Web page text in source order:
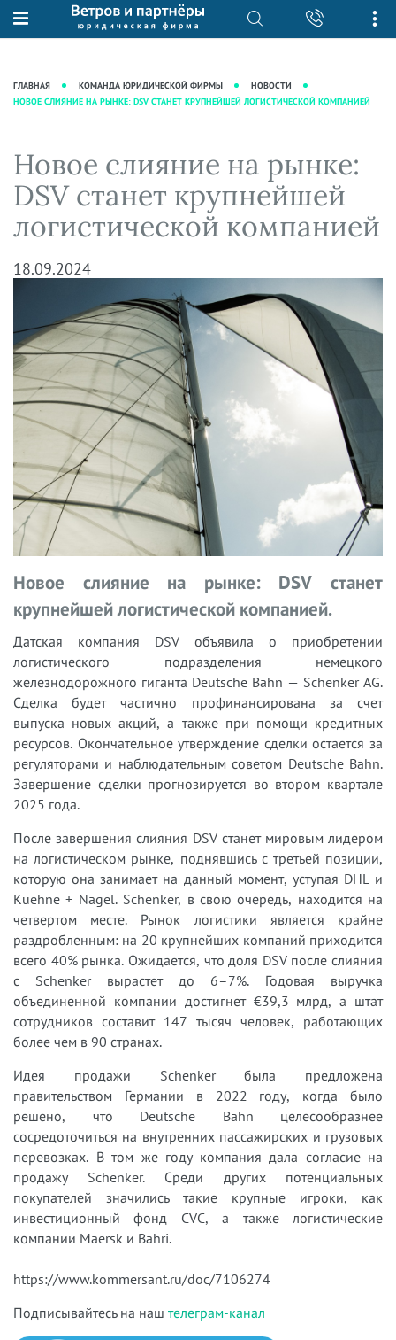
О нас
Рекомендации
Преимущества юридической
фирмы
Кейсы
Вакансии
Юридические услуги
Интеллектуальная собственность
Налоговая практика
Сопровождение бизнеса
Ведение уголовных дел
Ведение дел о банкротстве
База знаний
Журнал "Секреты арбитражной
практики"
Новости
Аудиоподкасты
Видеоподкасты
Справочная
Вопросы-ответы
Вебинары и семинары
Прямые эфиры
ГЛАВНАЯ КОМАНДА ЮРИДИЧЕСКОЙ ФИРМЫ
НОВОСТИ
НОВОЕ СЛИЯНИЕ НА РЫНКЕ: DSV СТАНЕТ КРУПНЕЙШЕЙ ЛОГИСТИЧЕСКОЙ КОМПАНИЕЙ
Новое слияние на рынке:
DSV станет крупнейшей
логистической компанией
18.09.2024
Новое слияние на рынке: DSV станет
крупнейшей логистической компанией.
Датская компания DSV объявила о приобретении
логистического подразделения немецкого
железнодорожного гиганта Deutsche Bahn — Schenker AG.
Сделка будет частично профинансирована за счет
выпуска новых акций, а также при помощи кредитных
ресурсов. Окончательное утверждение сделки остается за
регуляторами и наблюдательным советом Deutsche Bahn.
Завершение сделки прогнозируется во втором квартале
2025 года.
После завершения слияния DSV станет мировым лидером
на логистическом рынке, поднявшись с третьей позиции,
которую она занимает на данный момент, уступая DHL и
Kuehne + Nagel. Schenker, в свою очередь, находится на
четвертом месте. Рынок логистики является крайне
раздробленным: на 20 крупнейших компаний приходится
всего 40% рынка. Ожидается, что доля DSV после слияния
с Schenker вырастет до 6–7%. Годовая выручка
объединенной компании достигнет €39,3 млрд, а штат
сотрудников составит 147 тысяч человек, работающих
более чем в 90 странах.
Идея продажи Schenker была предложена
правительством Германии в 2022 году, когда было
решено, что Deutsche Bahn целесообразнее
сосредоточиться на внутренних пассажирских и грузовых
перевозках. В том же году компания дала согласие на
продажу Schenker. Среди других потенциальных
покупателей значились такие крупные игроки, как
инвестиционный фонд CVC, а также логистические
компании Maersk и Bahri.
https://www.kommersant.ru/doc/7106274
Подписывайтесь на наш телеграм-канал